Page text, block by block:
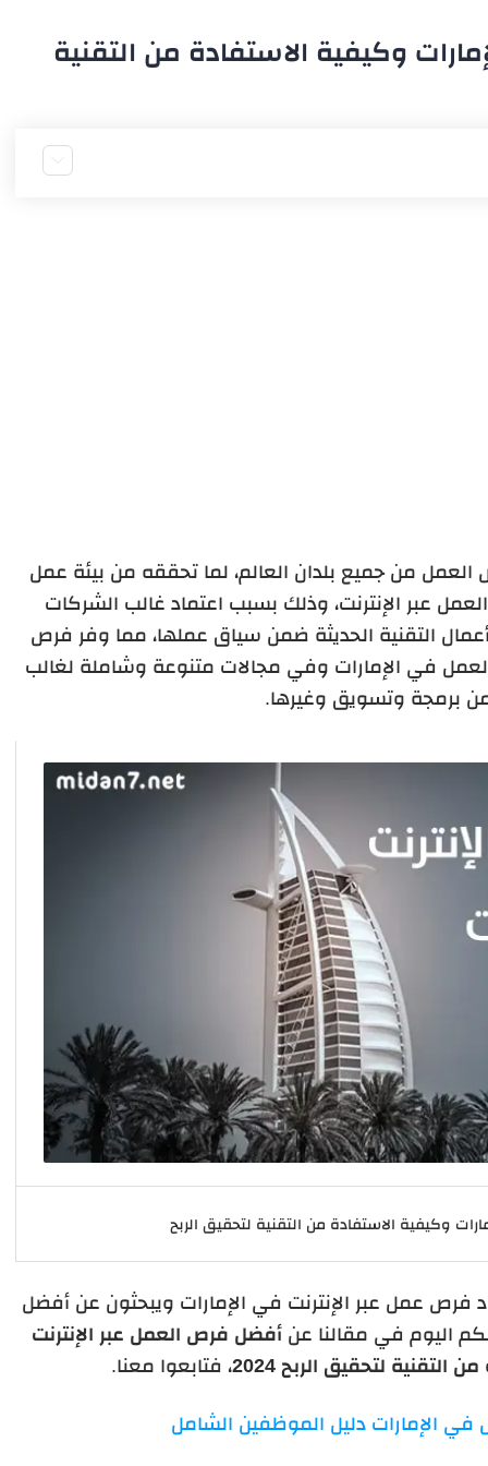
وكيفية الاستفادة من التقنية
العمل من جميع بلدان العالم، لما تحققه من بيئة عمل
عبر الإنترنت، وذلك بسبب اعتماد غالب الشركات
أعمال التقنية الحديثة ضمن سياق عملها، مما وفر فرص
في الإمارات وفي مجالات متنوعة وشاملة لغالب
برمجة وتسويق وغيرها.
وكيفية الاستفادة من التقنية لتحقيق الربح
فرص عمل عبر الإنترنت في الإمارات ويبحثون عن أفضل
اليوم في مقالنا عن أفضل فرص العمل عبر الإنترنت
لتحقيق الربح 2024
، فتابعوا معنا.
في الإمارات دليل الموظفين الشامل